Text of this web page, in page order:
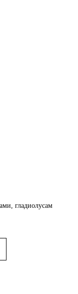
гладиолусам